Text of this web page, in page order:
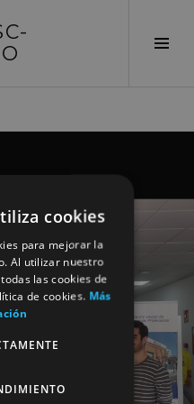
cookies
para mejorar la
Al utilizar nuestro
las cookies de
de cookies. Más